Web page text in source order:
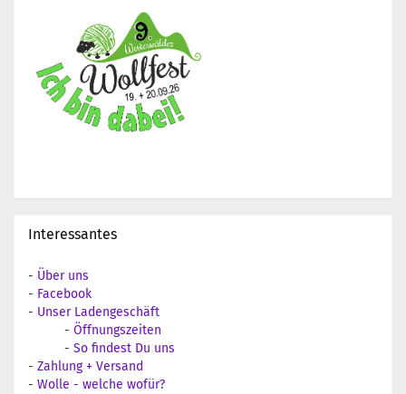
Interessantes
- Über uns
- Facebook
- Unser Ladengeschäft
- Öffnungszeiten
- So findest Du uns
- Zahlung + Versand
- Wolle - welche wofür?